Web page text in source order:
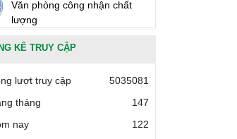
Văn phòng công nhận chất
lượng
Bộ Công thương Việt Nam
Bộ Nông nghiệp và Môi trường
Công đoàn Y tế Việt Nam
KÊ TRUY CẬP
lượt truy cập
5035081
tháng
147
nay
122